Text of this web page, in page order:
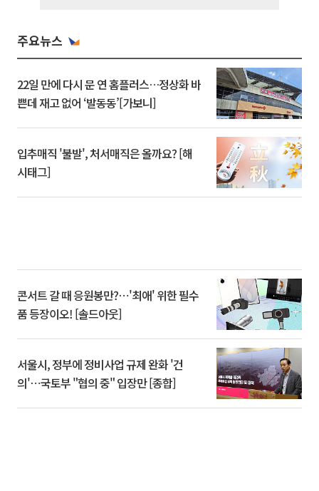
주요뉴스
22일 만에 다시 문 연 홈플러스…정상화 바
쁜데 재고 없어 ‘발동동’[가보니]
입추매직 '불발', 처서매직은 올까요? [해
시태그]
콘서트 갈 때 응원봉만?⋯'최애' 위한 필수
품 등장이오! [솔드아웃]
서울시, 정부에 정비사업 규제 완화 '건
의'⋯국토부 "협의 중" 입장만 [종합]